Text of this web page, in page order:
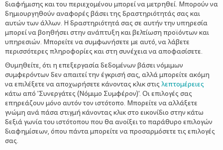
Έχω κατάθλιψη;
διαφήμισης και του περιεχομένου μπορεί να μετρηθεί. Μπορούν να
δημιουργηθούν αναφορές βάσει της δραστηριότητάς σας και
αυτών των άλλων. Η δραστηριότητά σας σε αυτήν την υπηρεσία
μπορεί να βοηθήσει στην ανάπτυξη και βελτίωση προϊόντων και
υπηρεσιών. Μπορείτε να συμφωνήσετε με αυτό, να λάβετε
περισσότερες πληροφορίες και στη συνέχεια να αποφασίσετε.
Θυμηθείτε, ότι η επεξεργασία δεδομένων βάσει νόμιμων
συμφερόντων δεν απαιτεί την έγκρισή σας, αλλά μπορείτε ακόμη
να επιλέξετε να αποχωρήσετε κάνοντας κλικ στις λεπτομέρειες
κάτω από 'Συνεργάτες (Νόμιμο Συμφέρον)'. Οι επιλογές σας
επηρεάζουν μόνο αυτόν τον ιστότοπο. Μπορείτε να αλλάξετε
γνώμη ανά πάσα στιγμή κάνοντας κλικ στο εικονίδιο στην κάτω
δεξιά γωνία του ιστότοπου που θα ανοίξει το παράθυρο επιλογών
διαφημίσεων, όπου πάντα μπορείτε να προσαρμόσετε τις επιλογές
σας.